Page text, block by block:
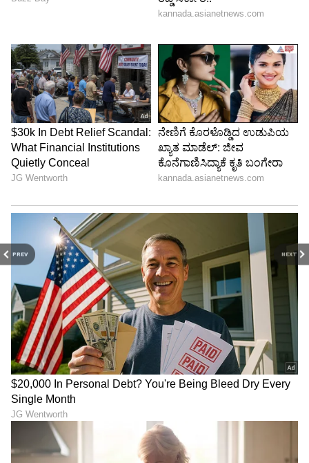
PREV NEXT